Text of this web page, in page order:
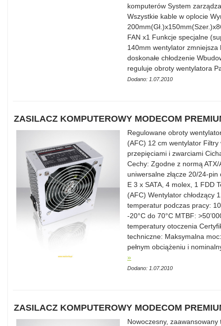
komputerów System
Wszystkie kable w oplocie
FAN x1 Funkcje specjalne
140mm wentylator zmniejsza
doskonałe chłodzenie
reguluje obroty wentylatora
Dodano: 1.07.2010
ZASILACZ KOMPUTEROWY MODECOM
Regulowane obroty
(AFC) 12 cm wentylator
przepięciami i zwarciami
Cechy: Zgodne z normą
uniwersalne złącze 20/24-pin
E 3 x SATA, 4 molex, 1 FDD
(AFC) Wentylator chłodzący
temperatur podczas pracy:
-20°C do 70°C MTBF:
temperatury otoczenia
techniczne: Maksymalna
pełnym obciążeniu i
»
Dodano: 1.07.2010
ZASILACZ KOMPUTEROWY MODECOM
Nowoczesny,